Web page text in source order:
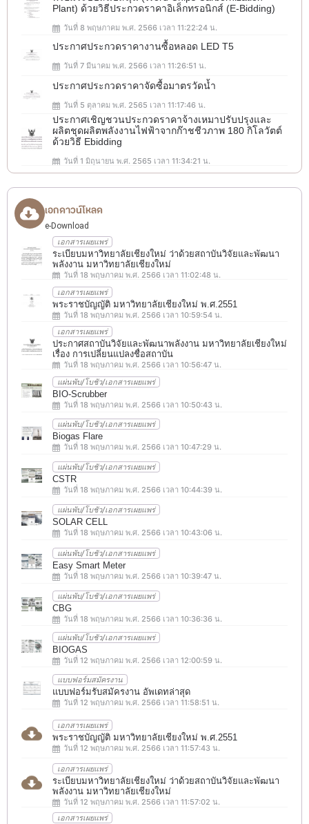
Plant) ด้วยวิธีประกวดราคาอิเล็กทรอนิกส์ (e-Bidding)
วันที่ 8 พฤษภาคม พ.ศ. 2566 เวลา 11:22:24 น.
ประกาศประกวดราคางานซื้อหลอด LED T5
วันที่ 7 มีนาคม พ.ศ. 2566 เวลา 11:26:51 น.
ประกาศประกวดราคาจัดซื้อมาตรวัดน้ำ
วันที่ 5 ตุลาคม พ.ศ. 2565 เวลา 11:17:46 น.
ประกาศเชิญชวนประกวดราคาจ้างเหมาปรับปรุงและ
ผลิตชุดผลิตพลังงานไฟฟ้าจากก๊าชชีวภาพ 180 กิโลวัตต์
ด้วยวิธี Ebidding
วันที่ 1 มิถุนายน พ.ศ. 2565 เวลา 11:34:21 น.
เอกดาวน์โหลด
e-Download
เอกสารเผยแพร่
ระเบียบมหาวิทยาลัยเชียงใหม่ ว่าด้วยสถาบันวิจัยและพัฒนา
พลังงาน มหาวิทยาลัยเชียงใหม่
วันที่ 18 พฤษภาคม พ.ศ. 2566 เวลา 11:02:48 น.
เอกสารเผยแพร่
พระราชบัญญัติ มหาวิทยาลัยเชียงใหม่ พ.ศ.2551
วันที่ 18 พฤษภาคม พ.ศ. 2566 เวลา 10:59:54 น.
เอกสารเผยแพร่
ประกาศสถาบันวิจัยและพัฒนาพลังงาน มหาวิทยาลัยเชียงใหม่
เรื่อง การเปลี่ยนแปลงชื่อสถาบัน
วันที่ 18 พฤษภาคม พ.ศ. 2566 เวลา 10:56:47 น.
แผ่นพับ/โบชัว/เอกสารเผยแพร่
BIO-Scrubber
วันที่ 18 พฤษภาคม พ.ศ. 2566 เวลา 10:50:43 น.
แผ่นพับ/โบชัว/เอกสารเผยแพร่
Biogas Flare
วันที่ 18 พฤษภาคม พ.ศ. 2566 เวลา 10:47:29 น.
แผ่นพับ/โบชัว/เอกสารเผยแพร่
CSTR
วันที่ 18 พฤษภาคม พ.ศ. 2566 เวลา 10:44:39 น.
แผ่นพับ/โบชัว/เอกสารเผยแพร่
SOLAR CELL
วันที่ 18 พฤษภาคม พ.ศ. 2566 เวลา 10:43:06 น.
แผ่นพับ/โบชัว/เอกสารเผยแพร่
Easy Smart Meter
วันที่ 18 พฤษภาคม พ.ศ. 2566 เวลา 10:39:47 น.
แผ่นพับ/โบชัว/เอกสารเผยแพร่
CBG
วันที่ 18 พฤษภาคม พ.ศ. 2566 เวลา 10:36:36 น.
แผ่นพับ/โบชัว/เอกสารเผยแพร่
BIOGAS
วันที่ 12 พฤษภาคม พ.ศ. 2566 เวลา 12:00:59 น.
แบบฟอร์มสมัครงาน
แบบฟอร์มรับสมัครงาน อัพเดทล่าสุด
วันที่ 12 พฤษภาคม พ.ศ. 2566 เวลา 11:58:51 น.
เอกสารเผยแพร่
พระราชบัญญัติ มหาวิทยาลัยเชียงใหม่ พ.ศ.2551
วันที่ 12 พฤษภาคม พ.ศ. 2566 เวลา 11:57:43 น.
เอกสารเผยแพร่
ระเบียบมหาวิทยาลัยเชียงใหม่ ว่าด้วยสถาบันวิจัยและพัฒนา
พลังงาน มหาวิทยาลัยเชียงใหม่
วันที่ 12 พฤษภาคม พ.ศ. 2566 เวลา 11:57:02 น.
เอกสารเผยแพร่